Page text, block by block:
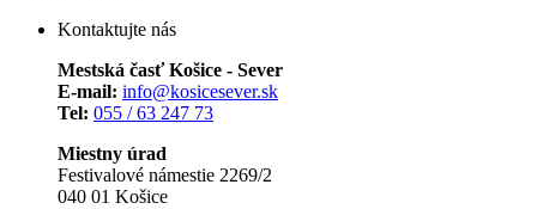
Kontaktujte nás
Mestská časť Košice - Sever
E-mail: info@kosicesever.sk
Tel: 055 / 63 247 73
Miestny úrad
Festivalové námestie 2269/2
040 01 Košice